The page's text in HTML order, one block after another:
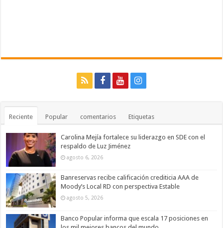
Reciente Popular comentarios Etiquetas
Carolina Mejía fortalece su liderazgo en SDE con el
respaldo de Luz Jiménez
agosto 6, 2026
Banreservas recibe calificación crediticia AAA de
Moody’s Local RD con perspectiva Estable
agosto 5, 2026
Banco Popular informa que escala 17 posiciones en